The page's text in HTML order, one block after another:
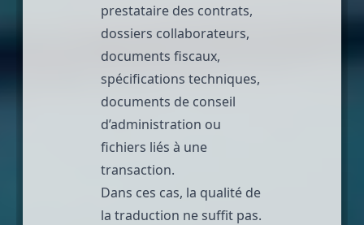
prestataire des contrats,
dossiers collaborateurs,
documents fiscaux,
spécifications techniques,
documents de conseil
d’administration ou
fichiers liés à une
transaction.
Dans ces cas, la qualité de
la traduction ne suffit pas.